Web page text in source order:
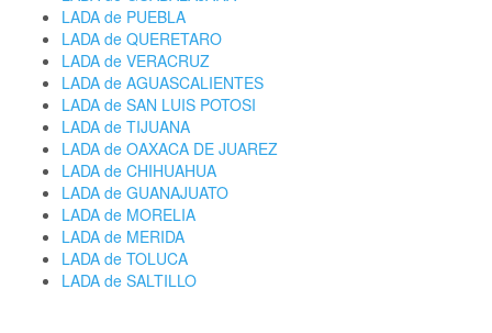
LADA de PUEBLA
LADA de QUERETARO
LADA de VERACRUZ
LADA de AGUASCALIENTES
LADA de SAN LUIS POTOSI
LADA de TIJUANA
LADA de OAXACA DE JUAREZ
LADA de CHIHUAHUA
LADA de GUANAJUATO
LADA de MORELIA
LADA de MERIDA
LADA de TOLUCA
LADA de SALTILLO